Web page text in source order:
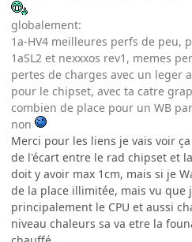
globalement:
1a-HV4 meilleures perfs de peu,
1aSL2 et nexxxos rev1, memes
pertes de charges avec un leger
pour le chipset, avec ta catre
combien de place pour un WB
non
Merci pour les liens je vais voir
de l'écart entre le rad chipset et
doit y avoir max 1cm, mais si je
de la place illimitée, mais vu que
principalement le CPU et aussi
niveau chaleurs sa va etre la